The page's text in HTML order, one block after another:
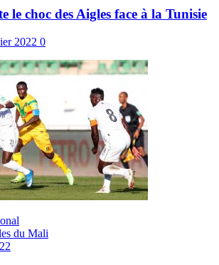
le choc des Aigles face à la Tunisie
2022 0
du Mali